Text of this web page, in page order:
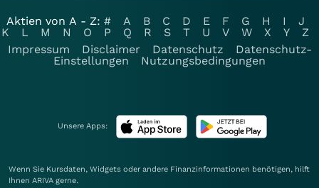
Aktien von A - Z: # A B C D E F G H I
J
K
L M N O P Q R S T U V W X Y
Z
Impressum
Disclaimer Datenschutz
Datenschutz-
Einstellungen
Nutzungsbedingungen
Unsere Apps:
Wenn Sie Kursdaten, Widgets oder andere Finanzinformationen benötigen, hilft
Ihnen ARIVA gerne.